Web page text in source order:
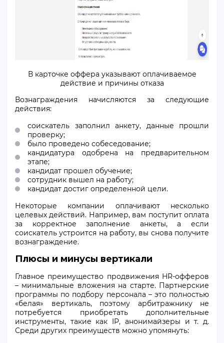
В карточке оффера указывают оплачиваемое
действие и причины отказа
Вознаграждения начисляются за следующие
действия:
соискатель заполнил анкету, данные прошли
проверку;
было проведено собеседование;
кандидатура одобрена на предварительном
этапе;
кандидат прошел обучение;
сотрудник вышел на работу;
кандидат достиг определенной цели.
Некоторые компании оплачивают несколько
целевых действий. Например, вам поступит оплата
за корректное заполнение анкеты, а если
соискатель устроится на работу, вы снова получите
вознаграждение.
Плюсы и минусы вертикали
Главное преимущество продвижения HR-офферов
– минимальные вложения на старте. Партнерские
программы по подбору персонала – это полностью
«белая» вертикаль, поэтому арбитражнику не
потребуется приобретать дополнительные
инструменты, такие как IP, анонимайзеры и т. д.
Среди других преимуществ можно упомянуть: